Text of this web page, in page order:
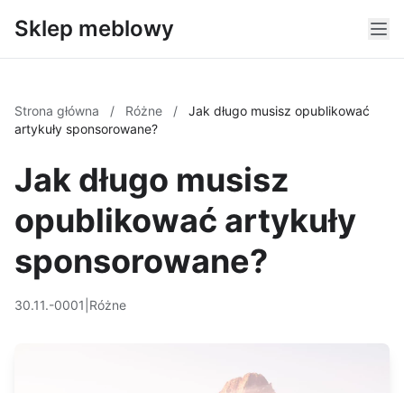
Sklep meblowy
Strona główna / Różne /
Jak długo musisz opublikować
artykuły sponsorowane?
Jak długo musisz
opublikować artykuły
sponsorowane?
30.11.-0001 Różne